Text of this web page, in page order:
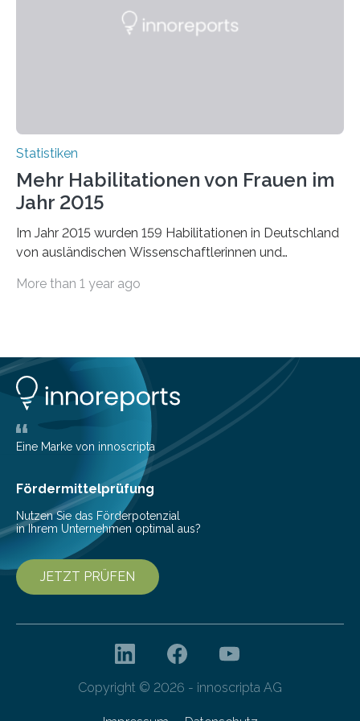
Statistiken
Mehr Habilitationen von Frauen im
Jahr 2015
Im Jahr 2015 wurden 159 Habilitationen in Deutschland
von ausländischen Wissenschaftlerinnen und
More than 1 year ago
Eine Marke von innoscripta
Fördermittelprüfung
Nutzen Sie das Förderpotenzial
in Ihrem Unternehmen optimal aus?
JETZT PRÜFEN
Copyright © 2026 - innoscripta AG